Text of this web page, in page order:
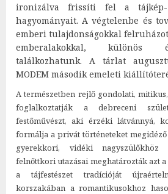
ironizálva frissíti fel a tájkép-
hagyományait. A végtelenbe és
emberi tulajdonságokkal
emberalakokkal, különös
találkozhatunk. A tárlat
MODEM második emeleti
A természetben rejlő gondolati,
foglalkoztatják a debreceni
festőművészt, aki érzéki látvánnyá,
formálja a privát történeteket
gyerekkori, vidéki
felnőttkori utazásai meghatározták azt
a tájfestészet tradícióját
korszakában a romantikusokhoz